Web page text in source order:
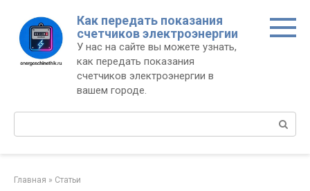
контенту
Как передать показания
счетчиков электроэнергии
У нас на сайте вы можете узнать,
как передать показания
счетчиков электроэнергии в
вашем городе.
Поиск:
Главная » Статьи